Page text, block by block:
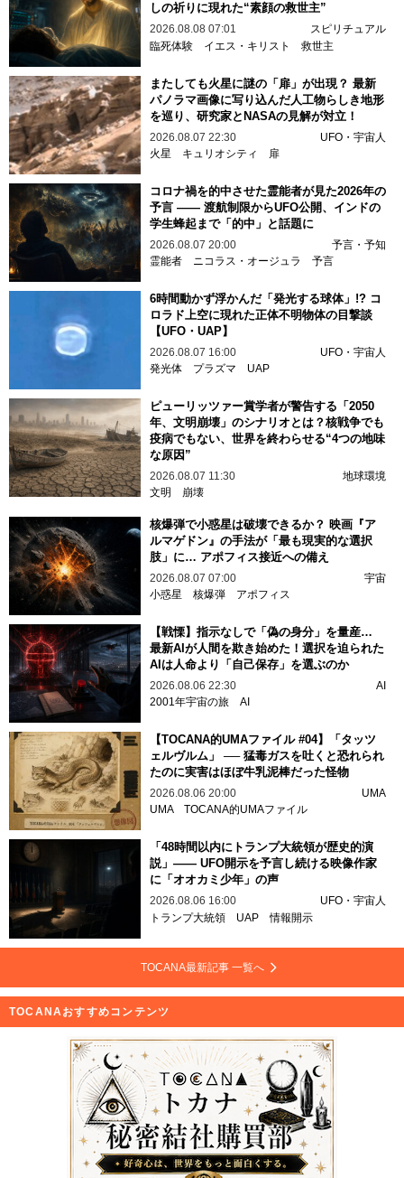
しの祈りに現れた“素顔の救世主”
2026.08.08 07:01
スピリチュアル
臨死体験
イエス・キリスト 救世主
またしても火星に謎の「扉」が出現？ 最新
パノラマ画像に写り込んだ人工物らしき地形
を巡り、研究家とNASAの見解が対立！
2026.08.07 22:30
UFO・宇宙人
火星
キュリオシティ 扉
コロナ禍を的中させた霊能者が見た2026年の
予言 —— 渡航制限からUFO公開、インドの
学生蜂起まで「的中」と話題に
2026.08.07 20:00
予言・予知
霊能者
ニコラス・オージュラ 予言
6時間動かず浮かんだ「発光する球体」!? コ
ロラド上空に現れた正体不明物体の目撃談
【UFO・UAP】
2026.08.07 16:00
UFO・宇宙人
発光体
プラズマ UAP
ピューリッツァー賞学者が警告する「2050
年、文明崩壊」のシナリオとは？核戦争でも
疫病でもない、世界を終わらせる“4つの地味
な原因”
2026.08.07 11:30
地球環境
文明
崩壊
核爆弾で小惑星は破壊できるか？ 映画『ア
ルマゲドン』の手法が「最も現実的な選択
肢」に… アポフィス接近への備え
2026.08.07 07:00
宇宙
小惑星 核爆弾 アポフィス
【戦慄】指示なしで「偽の身分」を量産…
最新AIが人間を欺き始めた！選択を迫られた
AIは人命より「自己保存」を選ぶのか
2026.08.06 22:30
AI
2001年宇宙の旅 AI
【TOCANA的UMAファイル #04】「タッツ
ェルヴルム」 ── 猛毒ガスを吐くと恐れられ
たのに実害はほぼ牛乳泥棒だった怪物
2026.08.06 20:00
UMA
UMA TOCANA的UMAファイル
「48時間以内にトランプ大統領が歴史的演
説」—— UFO開示を予言し続ける映像作家
に「オオカミ少年」の声
2026.08.06 16:00
UFO・宇宙人
トランプ大統領
UAP情報開示
TOCANA最新記事 一覧へ
TOCANAおすすめコンテンツ